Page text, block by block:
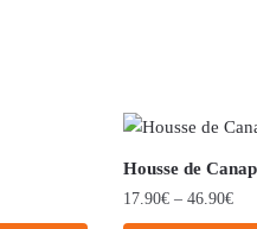
Housse de
17.90€ – 46.90€